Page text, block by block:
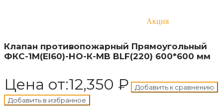
Акция
Клапан противопожарный Прямоугольный
ФКС-1М(EI60)-НО-К-MB BLF(220) 600*600 мм
Цена от:12,350 ₽
Добавить к сравнению
Добавить в избранное